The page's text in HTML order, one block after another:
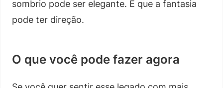
sombrio pode ser elegante. E que a fantasia
pode ter direção.
O que você pode fazer agora